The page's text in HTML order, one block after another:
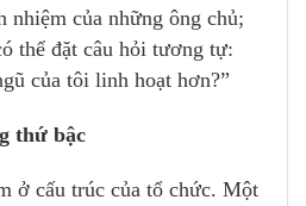
nhiệm của những ông chủ;
thể đặt câu hỏi tương tự:
của tôi linh hoạt hơn?”
thứ bậc
ở cấu trúc của tổ chức. Một